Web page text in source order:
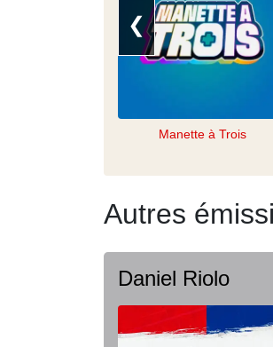
❮
Manette à Trois
Autres
Daniel Riolo